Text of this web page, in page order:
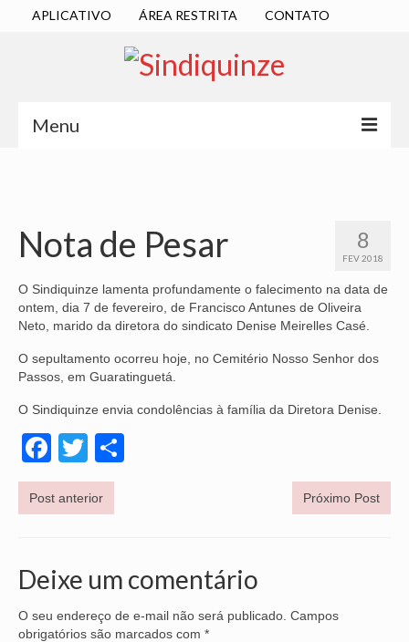
APLICATIVO ÁREA RESTRITA CONTATO
Menu
DIRETORIA EXECUTIVA
ESTATUTO
ATAS
LOCALIZAÇÃO
NOSSA HISTÓRIA
ARAÇATUBA
PRESIDENTE PRUDENTE
RIBEIRÃO PRETO
8
FEV 2018
Nota de Pesar
O Sindiquinze lamenta profundamente o falecimento na data de
ontem, dia 7 de fevereiro, de Francisco Antunes de Oliveira
Neto, marido da diretora do sindicato Denise Meirelles Casé.
O sepultamento ocorreu hoje, no Cemitério Nosso Senhor dos
Passos, em Guaratinguetá.
O Sindiquinze envia condolências à família da Diretora Denise.
Facebook
Twitter
Post anterior Próximo Post
Deixe um comentário
O seu endereço de e-mail não será publicado. Campos
obrigatórios são marcados com *